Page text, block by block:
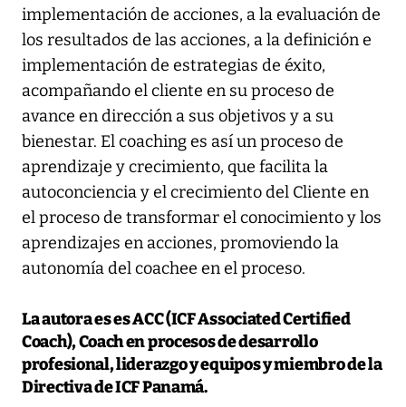
implementación de acciones, a la evaluación de
los resultados de las acciones, a la definición e
implementación de estrategias de éxito,
acompañando el cliente en su proceso de
avance en dirección a sus objetivos y a su
bienestar. El coaching es así un proceso de
aprendizaje y crecimiento, que facilita la
autoconciencia y el crecimiento del Cliente en
el proceso de transformar el conocimiento y los
aprendizajes en acciones, promoviendo la
autonomía del coachee en el proceso.
La autora es es ACC (ICF Associated Certified
Coach), Coach en procesos de desarrollo
profesional, liderazgo y equipos y miembro de la
Directiva de ICF Panamá.